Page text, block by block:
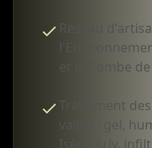
Réseau
et la Combe
Traitement
vallée : gel,
Isère/Arly,